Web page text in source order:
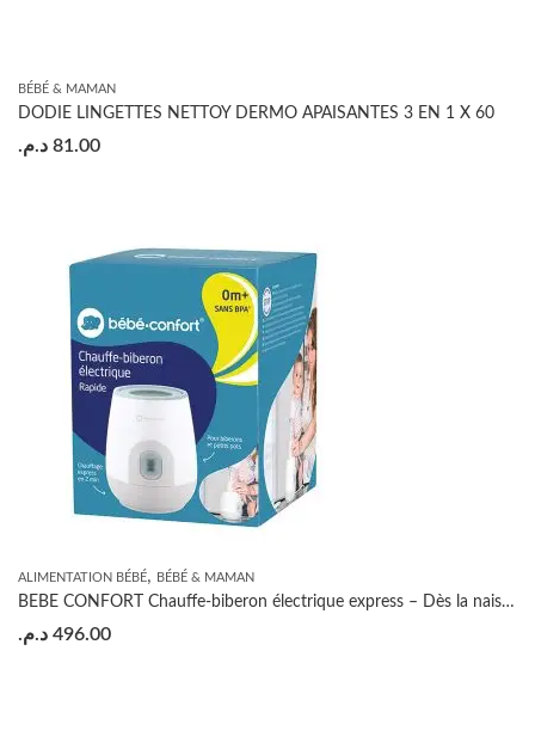
BÉBÉ & MAMAN
DODIE LINGETTES NETTOY DERMO APAISANTES 3 EN 1 X 60
81.00 د.م.
ALIMENTATION BÉBÉ, BÉBÉ & MAMAN
BEBE CONFORT Chauffe-biberon électrique express – Dès la naissance
496.00 د.م.